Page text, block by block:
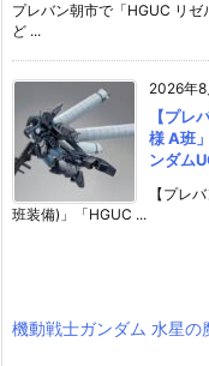
プレバン朝市で「HGUC リ
ど ...
2026年8
【プレ
様 A班
ンダム
【プレ
班装備)」「HGUC ...
機動戦士ガンダム 水星の